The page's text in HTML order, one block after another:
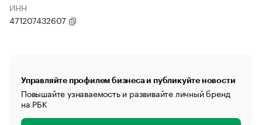
ИНН
471207432607
Управляйте профилем бизнеса и публикуйте новости
Повышайте узнаваемость и развивайте личный бренд
на РБК